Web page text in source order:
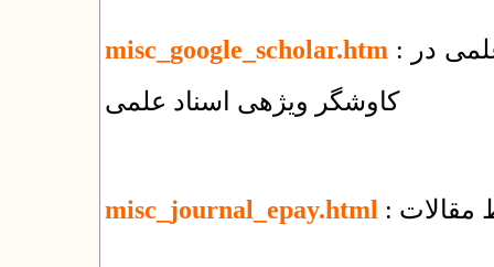
misc_google_scholar.htm : نحوه ثبت مقالات منتشر شده در پایگاههای علمی در
کاوشگر ویژهی اسناد علمی
misc_journal_epay.html مقالات